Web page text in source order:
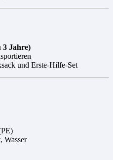
3 Jahre)
und Erste-Hilfe-Set
Wasser